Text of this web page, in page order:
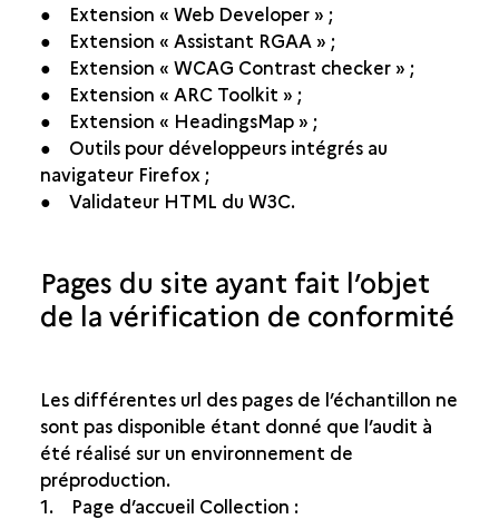
● Extension « Web Developer » ;
● Extension « Assistant RGAA » ;
● Extension « WCAG Contrast checker » ;
● Extension « ARC Toolkit » ;
● Extension « HeadingsMap » ;
● Outils pour développeurs intégrés au
navigateur Firefox ;
● Validateur HTML du W3C.
Pages du site ayant fait l’objet
de la vérification de conformité
Les différentes url des pages de l’échantillon ne
sont pas disponible étant donné que l’audit à
été réalisé sur un environnement de
préproduction.
1. Page d’accueil Collection :